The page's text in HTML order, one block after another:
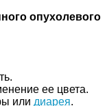
опухолевого
ее цвета.
или диарея.